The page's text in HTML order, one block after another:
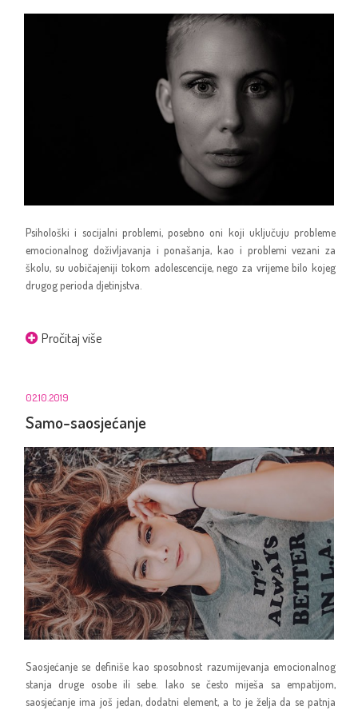
Psihološki i socijalni problemi, posebno oni koji uključuju probleme
emocionalnog doživljavanja i ponašanja, kao i problemi vezani za
školu, su uobičajeniji tokom adolescencije, nego za vrijeme bilo kojeg
drugog perioda djetinjstva.
Pročitaj više
02.10.2019
Samo-saosjećanje
Saosjećanje se definiše kao sposobnost razumijevanja emocionalnog
stanja druge osobe ili sebe. Iako se često miješa sa empatijom,
saosjećanje ima još jedan, dodatni element, a to je želja da se patnja